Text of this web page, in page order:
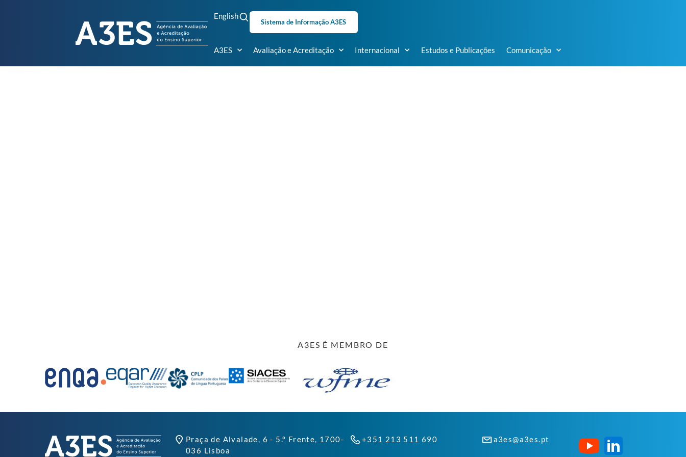
English
Sistema de Informação A3ES
A3ES Avaliação e Acreditação Internacional Estudos e Publicações Comunicação
A3ES É MEMBRO DE
Praça de Alvalade, 6 - 5.º Frente, 1700-
036 Lisboa
+351 213 511 690 a3es@a3es.pt